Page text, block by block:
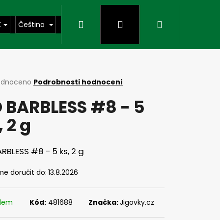
Čeština Hledat PřihlášeníNákupní
Podrobnosti hodnocení
BARBLESS #8 - 5
2 g
#8 - 5 ks, 2 g
doručit do: 13.8.2026
Kód: 481688 Značka:Jigovky.cz
Následující